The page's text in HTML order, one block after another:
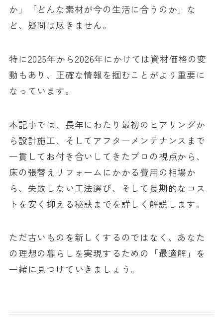
か」「どんな素材が今の生活に合うのか」な
ど、疑問は尽きません。
特に2025年から2026年にかけては資材価格の変
動もあり、正確な情報を掴むことがより重要に
なっています。
本記事では、長年にわたり最初のヒアリングか
ら設計施工、そしてアフターメンテナンスまで
一貫してお付き合いしてきたプロの視点から、
床の張替えリフォームにかかる費用の相場か
ら、失敗しない工法選び、そして長期的なコス
トを安く抑える秘訣までを詳しく解説します。
ただ古いものを新しくするのではなく、あなた
の理想の暮らしを実現するための「最適解」を
一緒に見つけていきましょう。